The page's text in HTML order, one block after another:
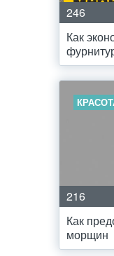
246
Как
216
Как
морщин